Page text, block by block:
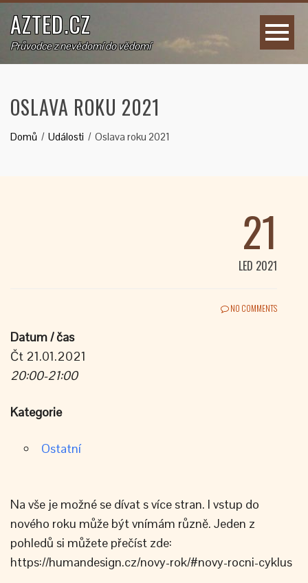
AZTED.CZ
Průvodce z nevědomí do vědomí
OSLAVA ROKU 2021
Domů Události Oslava roku 2021
21
LED 2021
NO COMMENTS
Datum / čas
Čt 21.01.2021
20:00-21:00
Kategorie
Ostatní
Na vše je možné se dívat s více stran. I vstup do
nového roku může být vnímám různě. Jeden z
pohledů si můžete přečíst zde:
https://humandesign.cz/novy-rok/#novy-rocni-cyklus